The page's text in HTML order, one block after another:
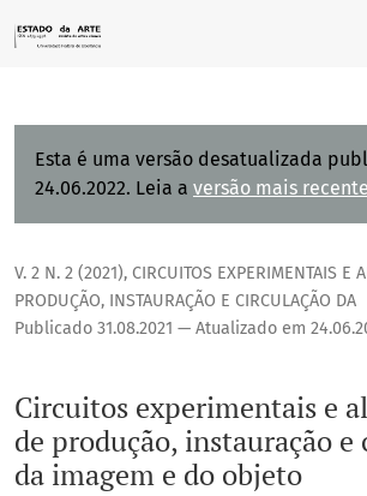
Circuitos experimentais e alternativos
Esta é uma versão desatualizada
24.06.2022. Leia a versão mais recente
V. 2 N. 2 (2021), CIRCUITOS EXPERIMENTAIS E
PRODUÇÃO, INSTAURAÇÃO E CIRCULAÇÃO DA
Circuitos experimentais e
de produção, instauração e
da imagem e do objeto
Publicado 31.08.2021 — Atualizado em